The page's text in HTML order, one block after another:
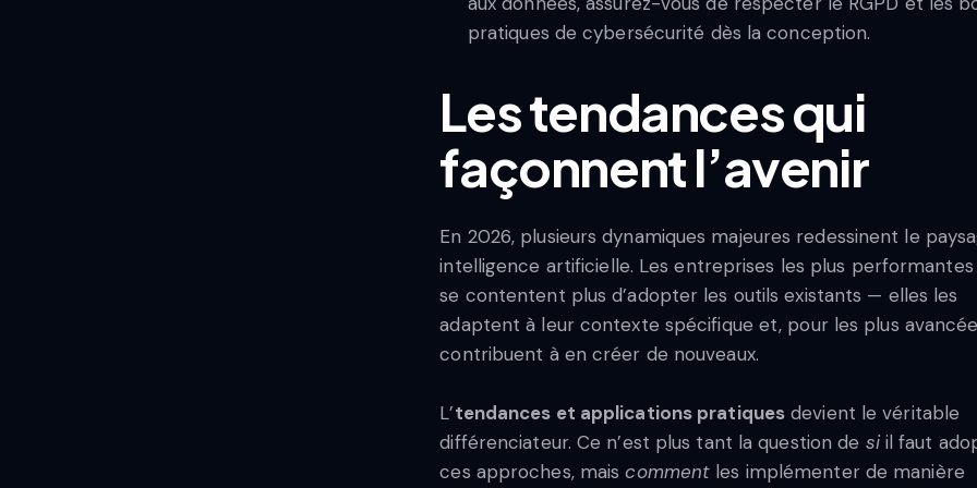
pratiques de cybersécurité dès la conception.
Les tendances qui
façonnent l’avenir
En 2026, plusieurs dynamiques majeures redessinent le
intelligence artificielle. Les entreprises les plus performantes
se contentent plus d’adopter les outils existants — elles les
adaptent à leur contexte spécifique et, pour les plus
contribuent à en créer de nouveaux.
L’tendances et applications pratiques devient le véritable
différenciateur. Ce n’est plus tant la question de siil faut
ces approches, maiscomment les implémenter de manière